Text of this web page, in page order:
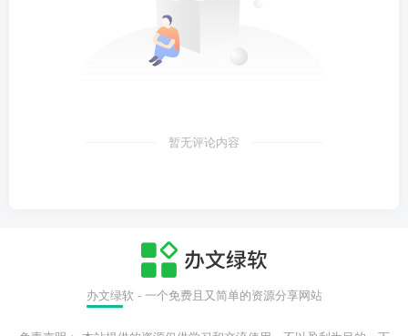
暂无评论内容
办文绿软 - 一个免费且又简单的资源分享网站